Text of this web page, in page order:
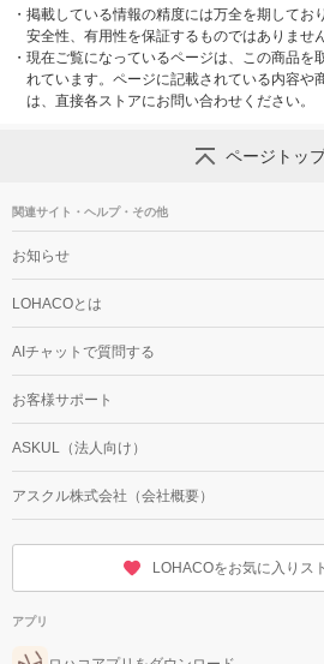
・ 掲載している情報の精度には万全を期してお
安全性、有用性を保証するものではありません
・ 現在ご覧になっているページは、この商品を
れています。ページに記載されている内容や
は、直接各ストアにお問い合わせください。
ページトッ
関連サイト・ヘルプ・その他
お知らせ
LOHACOとは
AIチャットで質問する
お客様サポート
ASKUL（法人向け）
アスクル株式会社（会社概要）
LOHACOをお気に入りス
アプリ